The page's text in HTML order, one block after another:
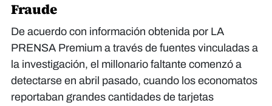
Fraude
De acuerdo con información obtenida por LA
PRENSA Premium a través de fuentes vinculadas a
la investigación, el millonario faltante comenzó a
detectarse en abril pasado, cuando los economatos
reportaban grandes cantidades de tarjetas